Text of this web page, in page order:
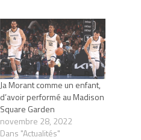
Ja Morant comme un enfant,
d’avoir performé au Madison
Square Garden
novembre 28, 2022
Dans "Actualités"